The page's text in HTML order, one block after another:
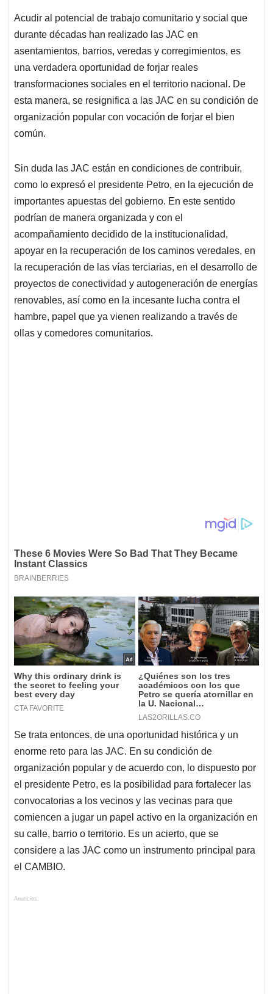
Acudir al potencial de trabajo comunitario y social que
durante décadas han realizado las JAC en
asentamientos, barrios, veredas y corregimientos, es
una verdadera oportunidad de forjar reales
transformaciones sociales en el territorio nacional. De
esta manera, se resignifica a las JAC en su condición de
organización popular con vocación de forjar el bien
común.
Sin duda las JAC están en condiciones de contribuir,
como lo expresó el presidente Petro, en la ejecución de
importantes apuestas del gobierno. En este sentido
podrían de manera organizada y con el
acompañamiento decidido de la institucionalidad,
apoyar en la recuperación de los caminos veredales, en
la recuperación de las vías terciarias, en el desarrollo de
proyectos de conectividad y autogeneración de energías
renovables, así como en la incesante lucha contra el
hambre, papel que ya vienen realizando a través de
ollas y comedores comunitarios.
Se trata entonces, de una oportunidad histórica y un
enorme reto para las JAC. En su condición de
organización popular y de acuerdo con, lo dispuesto por
el presidente Petro, es la posibilidad para fortalecer las
convocatorias a los vecinos y las vecinas para que
comiencen a jugar un papel activo en la organización en
su calle, barrio o territorio. Es un acierto, que se
considere a las JAC como un instrumento principal para
el CAMBIO.
Anuncios.